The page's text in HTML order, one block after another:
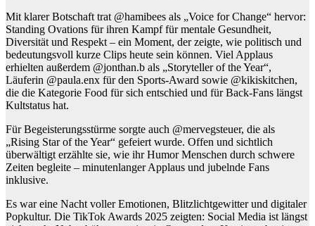
Mit klarer Botschaft trat @hamibees als „Voice for Change“ hervor:
Standing Ovations für ihren Kampf für mentale Gesundheit,
Diversität und Respekt – ein Moment, der zeigte, wie politisch und
bedeutungsvoll kurze Clips heute sein können. Viel Applaus
erhielten außerdem @jonthan.b als „Storyteller of the Year“,
Läuferin @paula.enx für den Sports-Award sowie @kikiskitchen,
die die Kategorie Food für sich entschied und für Back-Fans längst
Kultstatus hat.
Für Begeisterungsstürme sorgte auch @mervegsteuer, die als
„Rising Star of the Year“ gefeiert wurde. Offen und sichtlich
überwältigt erzählte sie, wie ihr Humor Menschen durch schwere
Zeiten begleite – minutenlanger Applaus und jubelnde Fans
inklusive.
Es war eine Nacht voller Emotionen, Blitzlichtgewitter und digitaler
Popkultur. Die TikTok Awards 2025 zeigten: Social Media ist längst